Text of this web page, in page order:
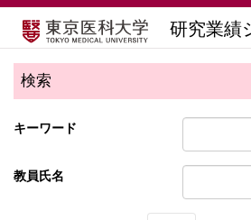
研究業績
検索
キーワード
教員氏名